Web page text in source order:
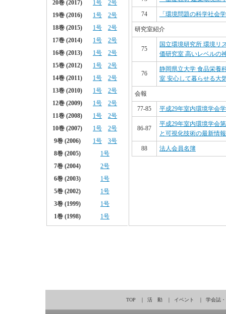
74 「環境問題の科学社会
研究室紹介
75
国立環境研究所 環境リ
価研究室 高いレベルの
76
静岡県立大学 食品栄養
室 安心して暮らせる大
会報
77-85 平成29年室内環境学会
86-87
平成29年室内環境学会
と可視化技術の最新情
88 法人会員名簿
TOP ｜ 活 動 ｜ イベント ｜ 学会誌